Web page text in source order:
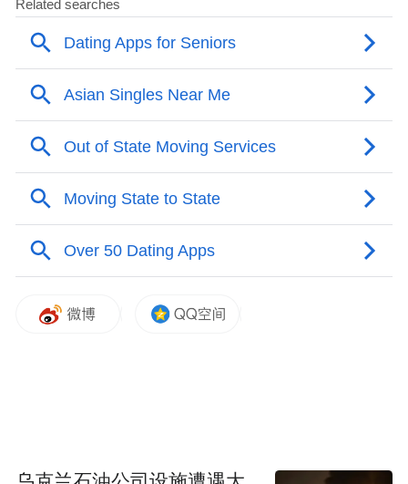
相较于传统恋综偏慢热的情感推进方式，第
六季以“全开麦”为核心概念，鼓励嘉宾主动
耗，让“敢喜欢、敢表达、敢靠近”成为这一
季最鲜明的情感底色。
高颜值素人阵容集结，假面舞会氛围感拉满
此次曝光的先导片中，节目以一场充满仪式
感的假面舞会拉开序幕。在正式见面前，男